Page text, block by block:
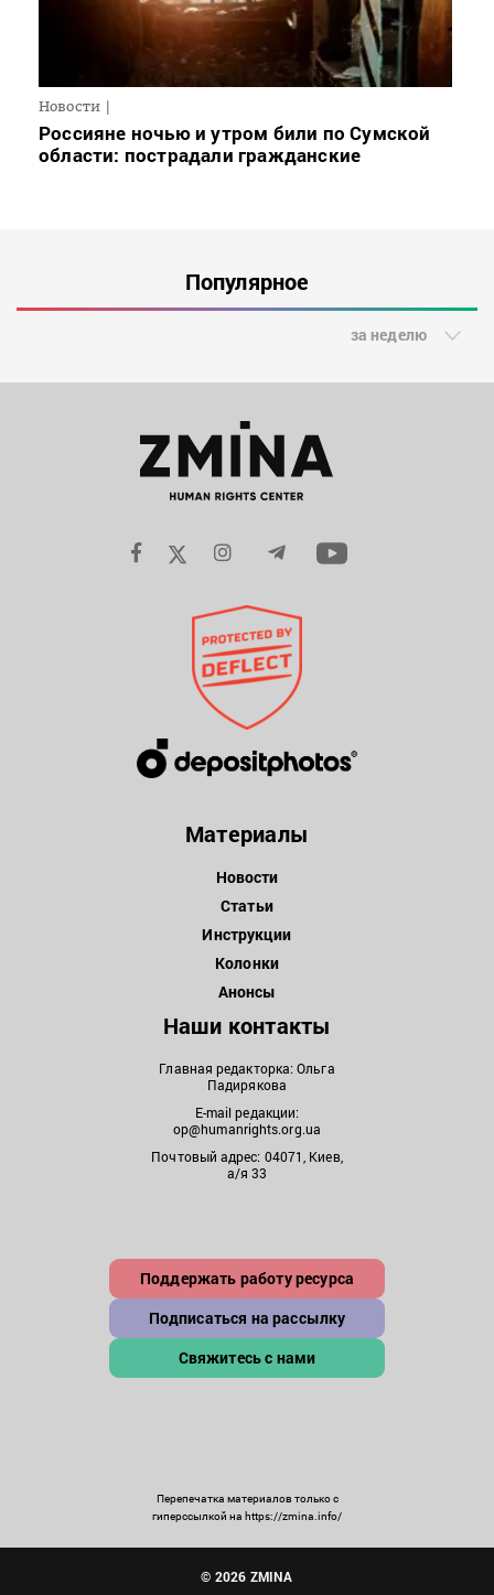
Новости
Россияне ночью и утром били по Сумской
области: пострадали гражданские
Популярное
за неделю
Материалы
Новости
Статьи
Инструкции
Колонки
Анонсы
Наши контакты
Главная редакторка: Ольга
Падирякова
E-mail редакции:
op@humanrights.org.ua
Почтовый адрес: 04071, Киев,
а/я 33
Поддержать работу ресурса
Подписаться на рассылку
Свяжитесь с нами
Перепечатка материалов только с
гиперссылкой на https://zmina.info/
© 2026 ZMINA